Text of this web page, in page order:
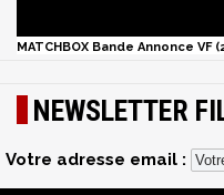
MATCHBOX Bande Annonce VF
NEWSLETTER
Votre adresse email :